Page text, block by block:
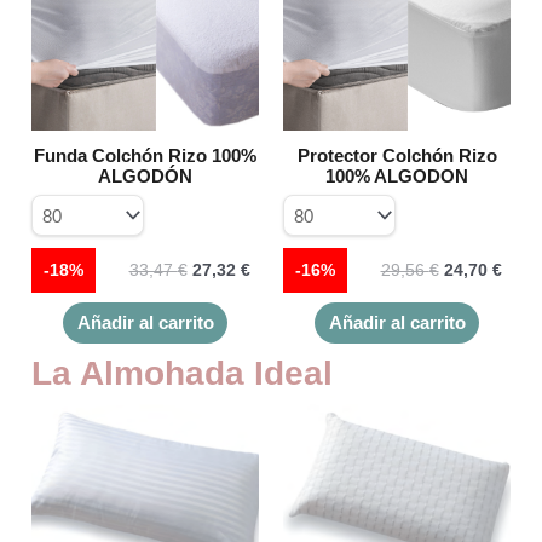
Funda Colchón Rizo 100%
ALGODÓN
33,47€ 27,32 €
27,32 €.
-18%
Añadir al carrito
múltiples
variantes.
pueden
página
producto
Protector Colchón Rizo
100% ALGODON
29,56€
29,56 €.
24,70 €
-16%
Añadir al carrito
pueden
página
La Almohada Ideal
tiene
variantes.